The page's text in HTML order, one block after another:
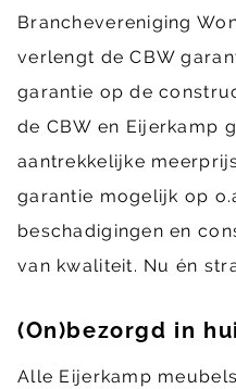
Branchevereniging
verlengt de CBW
garantie op de
de CBW en Eijerkamp
aantrekkelijke
garantie mogelijk op
beschadigingen en
van kwaliteit. Nu én
(On)bezorgd in
Alle Eijerkamp